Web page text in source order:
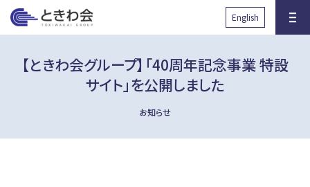
と
きわ会
English
【ときわ会グループ】「40周年記念事業 特設
サイト」を公開しました
お知らせ